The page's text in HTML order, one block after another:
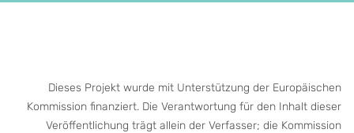
Dieses Projekt wurde mit Unterstützung der Europäischen
Kommission finanziert. Die Verantwortung für den Inhalt dieser
Veröffentlichung trägt allein der Verfasser; die Kommission